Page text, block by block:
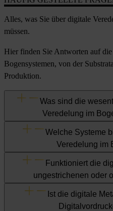
Alles, was Sie über digitale
müssen.
Hier finden Sie Antworten auf
Bogensystemen, von der
Produktion.
Was sind die
Veredelung im
Welche Systeme
Veredelung im
Funktioniert die
ungestrichenen oder
Ist die digitale